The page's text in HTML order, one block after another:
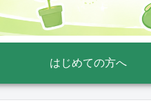
はじめての方へ